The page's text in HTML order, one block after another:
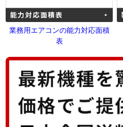
業務用エアコンの能力対応面積
表